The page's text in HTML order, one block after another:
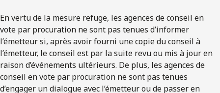
En vertu de la mesure refuge, les agences de conseil en
vote par procuration ne sont pas tenues d’informer
l’émetteur si, après avoir fourni une copie du conseil à
l’émetteur, le conseil est par la suite revu ou mis à jour en
raison d’événements ultérieurs. De plus, les agences de
conseil en vote par procuration ne sont pas tenues
d’engager un dialogue avec l’émetteur ou de passer en